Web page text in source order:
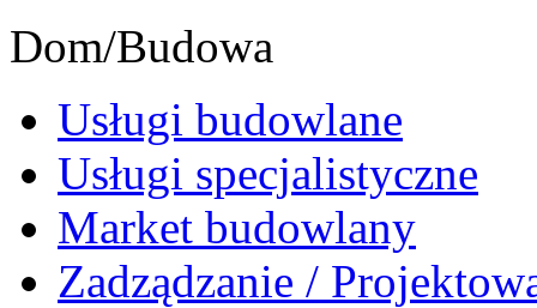
Dom/Budowa
Usługi budowlane
Usługi specjalistyczne
Market budowlany
Zadządzanie /